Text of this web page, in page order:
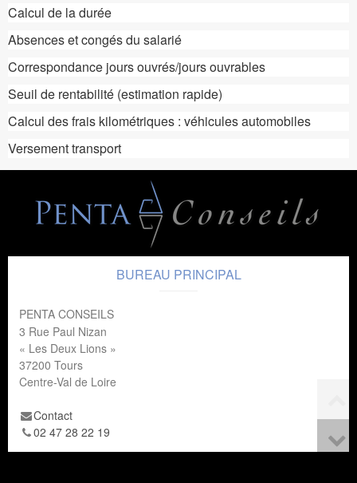
Calcul de la durée
Absences et congés du salarié
Correspondance jours ouvrés/jours ouvrables
Seuil de rentabilité (estimation rapide)
Calcul des frais kilométriques : véhicules automobiles
Versement transport
BUREAU PRINCIPAL
PENTA CONSEILS
3 Rue Paul Nizan
« Les Deux Lions »
37200 Tours
Centre-Val de Loire
Contact
02 47 28 22 19